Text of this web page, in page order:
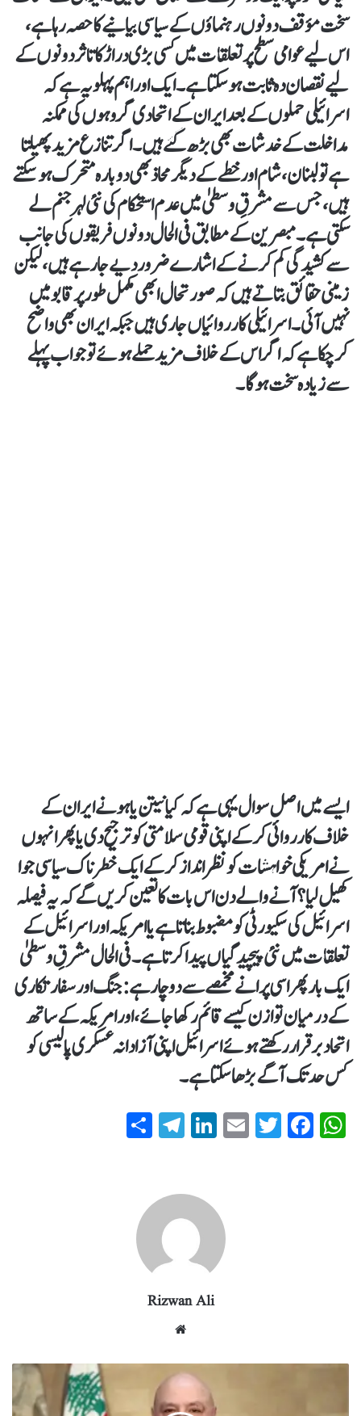
سخت مؤقف دونوں رہنماؤں کے سیاسی بیانیے کا حصہ رہا ہے،
اس لیے عوامی سطح پر تعلقات میں کسی بڑی دراڑ کا تاثر دونوں کے
لیے نقصان دہ ثابت ہو سکتا ہے۔ایک اور اہم پہلو یہ ہے کہ
اسرائیلی حملوں کے بعد ایران کے اتحادی گروہوں کی ممکنہ
مداخلت کے خدشات بھی بڑھ گئے ہیں۔ اگر تنازع مزید پھیلتا
ہے تو لبنان، شام اور خطے کے دیگر محاذ بھی دوبارہ متحرک ہو سکتے
ہیں، جس سے مشرقِ وسطیٰ میں عدم استحکام کی نئی لہر جنم لے
سکتی ہے۔ مبصرین کے مطابق فی الحال دونوں فریقوں کی جانب
سے کشیدگی کم کرنے کے اشارے ضرور دیے جا رہے ہیں، لیکن
زمینی حقائق بتاتے ہیں کہ صورتحال ابھی مکمل طور پر قابو میں
نہیں آئی۔ اسرائیلی کارروائیاں جاری ہیں جبکہ ایران بھی واضح
کر چکا ہے کہ اگر اس کے خلاف مزید حملے ہوئے تو جواب پہلے
سے زیادہ سخت ہو گا۔
ایسے میں اصل سوال یہی ہے کہ کیا نیتن یاہو نے ایران کے
خلاف کارروائی کرکے اپنی قومی سلامتی کو ترجیح دی یا پھر انہوں
نے امریکی خواہشات کو نظر انداز کرکے ایک خطرناک سیاسی جوا
کھیل لیا؟ آنے والے دن اس بات کا تعین کریں گے کہ یہ فیصلہ
اسرائیل کی سکیورٹی کو مضبوط بناتا ہے یا امریکہ اور اسرائیل کے
تعلقات میں نئی پیچیدگیاں پیدا کرتا ہے۔فی الحال مشرقِ وسطیٰ
ایک بار پھر اسی پرانے مخمصے سے دوچار ہے: جنگ اور سفارتکاری
کے درمیان توازن کیسے قائم رکھا جائے، اور امریکہ کے ساتھ
اتحاد برقرار رکھتے ہوئے اسرائیل اپنی آزادانہ عسکری پالیسی کو
کس حد تک آگے بڑھا سکتا ہے۔
W
ha
Fa
ce
T
wi
E
m
Li
nk
In
T
el
ra
m
Rizwan Ali